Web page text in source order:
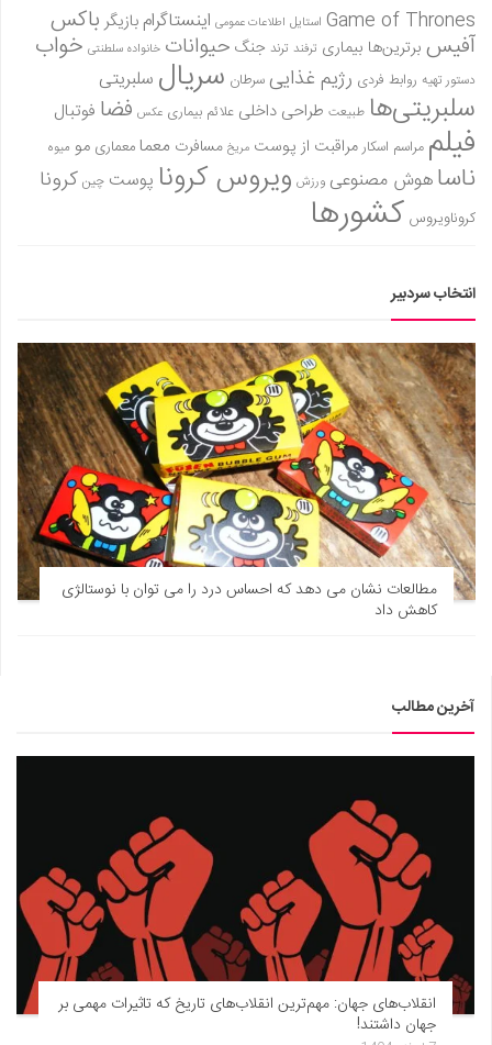
فرهنگ و هنر
سینما و تئاتر
تلویزیون
موسیقی
چهره‌ها
عکاسی و هنرهای تجسمی
معماری
علمی
فناوری‌ها
نجوم و هوا فضا
زمین و محیط زیست
خودرو
سرگرمی
دانستنی‌ها
بازی
مسابقه
Game of Thrones استایل اطلاعات عمومی اینستاگرام بازیگر باکس
آفیس برترین‌ها بیماری ترفند ترند جنگ حیوانات خانواده سلطنتی خواب
دستور تهیه روابط فردی رژیم غذاییسرطان سریال سلبریتی
سلبریتی‌ها طبیعت طراحی داخلی علائم بیماری عکس فضا فوتبال
فیلم مراسم اسکارمراقبت از پوست مریخ مسافرت معمامعماری مو میوه
ناساهوش مصنوعی ورزش ویروس کرونا پوست چین کرونا
کروناویروس کشورها
انتخاب سردبیر
مطالعات نشان می دهد که احساس درد را می توان با نوستالژی
کاهش داد
آخرین مطالب
انقلاب‌های جهان: مهم‌ترین انقلاب‌های تاریخ که تاثیرات مهمی بر
جهان داشتند!